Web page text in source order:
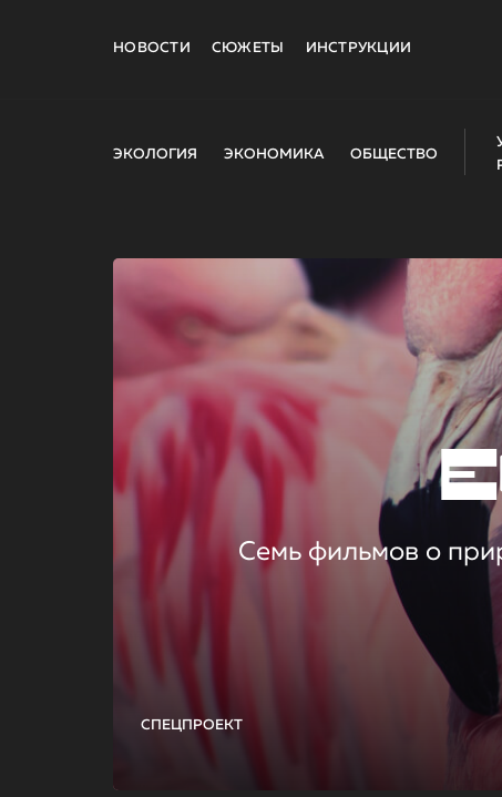
НОВОСТИ СЮЖЕТЫ ИНСТРУКЦИИ
ЭКОЛОГИЯ ЭКОНОМИКА ОБЩЕСТВО
СПЕЦПРОЕКТ
Семь фильмов о